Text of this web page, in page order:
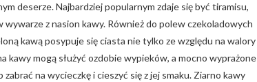
deserze. Najbardziej popularnym zdaje się być tiramisu,
z nasion kawy. Również do polew czekoladowych
kawą posypuje się ciasta nie tylko ze względu na walory
kawy mogą służyć ozdobie wypieków, a mocno wyprażone
na wycieczkę i cieszyć się z jej smaku. Ziarno kawy